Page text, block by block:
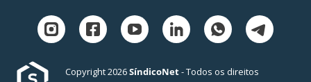
Copyright 2026SíndicoNet- Todos os direitos